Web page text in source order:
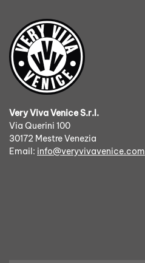
Very Viva Venice S.r.l.
Via Querini 100
30172 Mestre Venezia
Email: info@veryvivavenice.com